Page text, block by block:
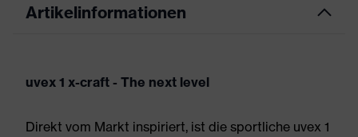
Artikelinformationen
uvex 1 x-craft - The next level
Direkt vom Markt inspiriert, ist die sportliche uvex 1